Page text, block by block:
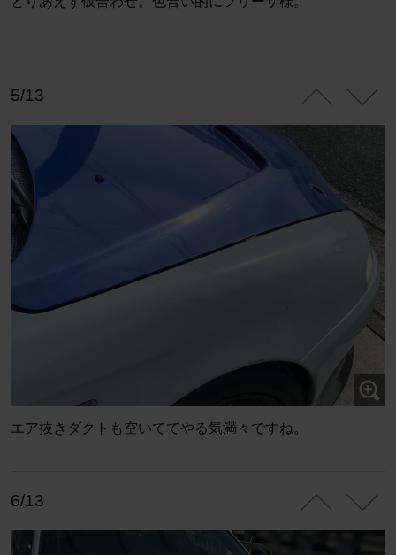
5/13
エア抜きダクトも空いててやる気満々ですね。
6/13